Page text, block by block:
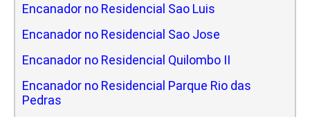
Encanador no Residencial Sao Luis
Encanador no Residencial Sao Jose
Encanador no Residencial Quilombo II
Encanador no Residencial Parque Rio das
Pedras